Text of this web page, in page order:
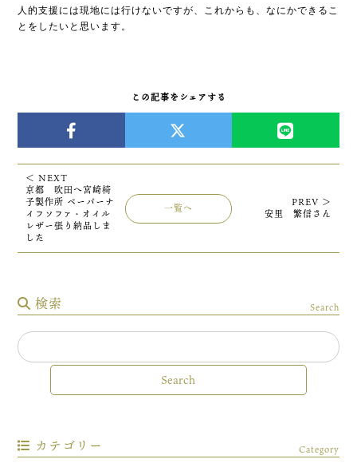
人的支援には現地には行けないですが、これからも、なにかできるこ
とをしたいと思います。
この記事をシェアする
＜ NEXT
京都 吹田へ宮崎椅
子製作所 ペーパーナ
イフソファ・オイル
レザー張り納品しま
した
一覧へ
PREV ＞
安里 繁信さん
検索 Search
カテゴリー Category